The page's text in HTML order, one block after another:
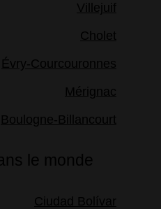
Villejuif
Cholet
Évry-Courcouronnes
Mérignac
Boulogne-Billancourt
le monde
Ciudad Bolívar